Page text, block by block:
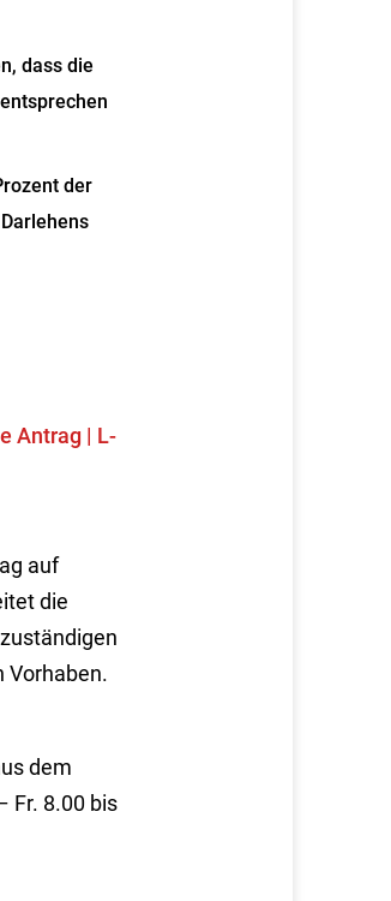
dass die
der
Antrag | L-
auf
die
Vorhaben.
dem
Fr. 8.00 bis